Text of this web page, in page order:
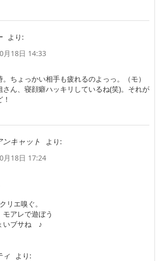
より:
月18日 14:33
ちょっかい相手も疲れるのよっっ。（モ）
さん、寝顔癖ハッキリしているね(笑)。それが
ンキャット
より:
月18日 17:24
エ嗅ぐ。
アレで遊ぼう
いブサね ♪
ィ
より: